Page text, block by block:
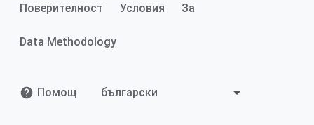
Поверителност Условия За
Data Methodology
Помощ